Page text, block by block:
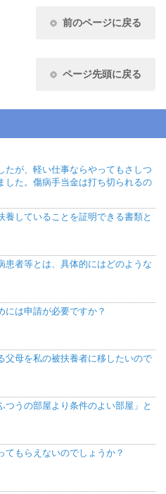
前のページに戻る
ページ先頭に戻る
たが、軽い仕事ならやってもさしつ
した。傷病手当金は打ち切られるの
養していることを証明できる書類と
患者等とは、具体的にはどのような
には申請が必要ですか？
父母を私の被扶養者に移したいので
つうの部屋より条件のよい部屋」と
てもらえないのでしょうか？